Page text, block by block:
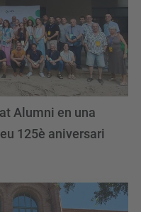
Alumni en una
125è aniversari